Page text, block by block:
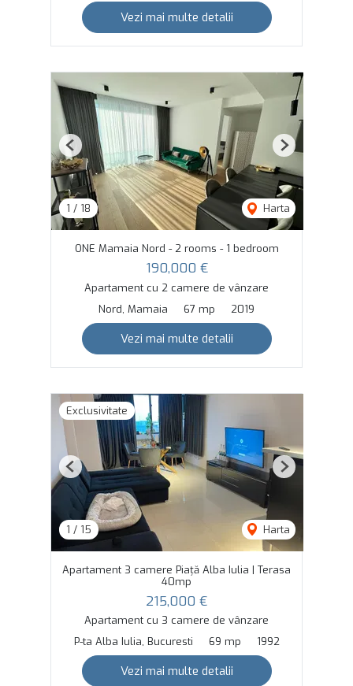
Vezi mai multe detalii
1 / 18 Harta
Previous Next
ONE Mamaia Nord - 2 rooms - 1 bedroom
190,000 €
Apartament cu 2 camere de vânzare
Nord, Mamaia
67 mp 2019
Vezi mai multe detalii
Exclusivitate
1 / 15 Harta
Previous Next
Apartament 3 camere Piață Alba Iulia | Terasa
40mp
215,000 €
Apartament cu 3 camere de vânzare
P-ta Alba Iulia, Bucuresti
69 mp 1992
Vezi mai multe detalii